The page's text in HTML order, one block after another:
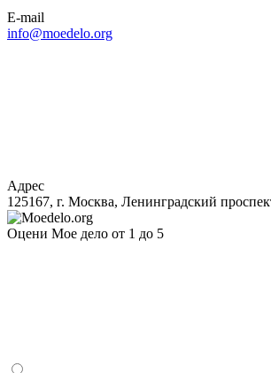
E-mail
info@moedelo.org
Адрес
125167, г. Москва, Ленинградский
Оцени Мое дело от 1 до 5